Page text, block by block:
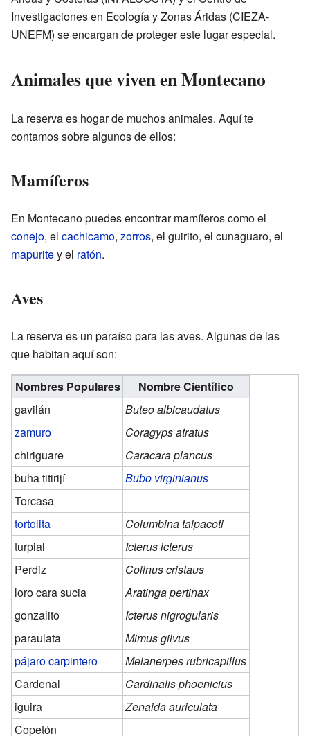
Investigaciones en Ecología y Zonas Áridas (CIEZA-
UNEFM) se encargan de proteger este lugar especial.
Animales que viven en Montecano
La reserva es hogar de muchos animales. Aquí te
contamos sobre algunos de ellos:
Mamíferos
En Montecano puedes encontrar mamíferos como el
conejo, el cachicamo, zorros, el guirito, el cunaguaro, el
mapuritey el ratón.
Aves
La reserva es un paraíso para las aves. Algunas de las
que habitan aquí son:
Nombres Populares
Nombre Científico
gavilán
Buteo albicaudatus
zamuro
Coragyps atratus
chiriguare
Caracara plancus
buha titirijí
Bubo virginianus
Torcasa
tortolita
Columbina talpacoti
turpial
Icterus icterus
Perdiz
Colinus cristaus
loro cara sucia
Aratinga pertinax
gonzalito
Icterus nigrogularis
paraulata
Mimus gilvus
pájaro carpintero
Melanerpes rubricapillus
Cardenal
Cardinalis phoenicius
iguira
Zenaida auriculata
Copetón